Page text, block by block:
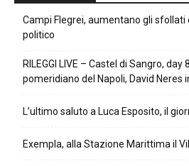
Campi Flegrei, aumentano gli sfollati
politico
RILEGGI LIVE – Castel di Sangro,
pomeridiano del Napoli, David Neres
L’ultimo saluto a Luca Esposito, il
Exempla, alla Stazione Marittima il